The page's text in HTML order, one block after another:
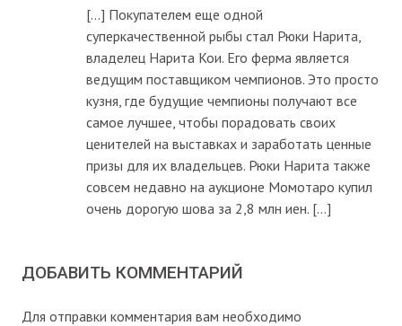
[…] Покупателем еще одной
суперкачественной рыбы стал Рюки Нарита,
владелец Нарита Кои. Его ферма является
ведущим поставщиком чемпионов. Это просто
кузня, где будущие чемпионы получают все
самое лучшее, чтобы порадовать своих
ценителей на выставках и заработать ценные
призы для их владельцев. Рюки Нарита также
совсем недавно на аукционе Момотаро купил
очень дорогую шова за 2,8 млн иен. […]
ДОБАВИТЬ КОММЕНТАРИЙ
Для отправки комментария вам необходимо